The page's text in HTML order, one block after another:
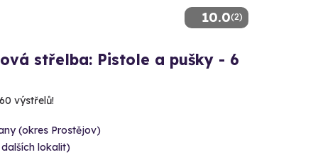
10.0(2)
střelba: Pistole a pušky - 6
výstřelů!
(okres Prostějov)
lokalit)